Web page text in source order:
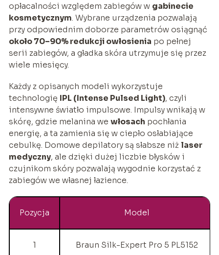
opłacalności względem zabiegów w gabinecie
kosmetycznym. Wybrane urządzenia pozwalają
przy odpowiednim doborze parametrów osiągnąć
około 70–90% redukcji owłosienia po pełnej
serii zabiegów, a gładka skóra utrzymuje się przez
wiele miesięcy.
Każdy z opisanych modeli wykorzystuje
technologię IPL (Intense Pulsed Light), czyli
intensywne światło impulsowe. Impulsy wnikają w
skórę, gdzie melanina we włosach pochłania
energię, a ta zamienia się w ciepło osłabiające
cebulkę. Domowe depilatory są słabsze niż laser
medyczny, ale dzięki dużej liczbie błysków i
czujnikom skóry pozwalają wygodnie korzystać z
zabiegów we własnej łazience.
Pozycja Model
1 Braun Silk-Expert Pro 5 PL5152